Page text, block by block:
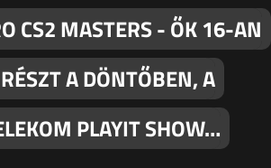
CS2 MASTERS - ŐK 16-AN
A DÖNTŐBEN, A
PLAYIT SHOW…